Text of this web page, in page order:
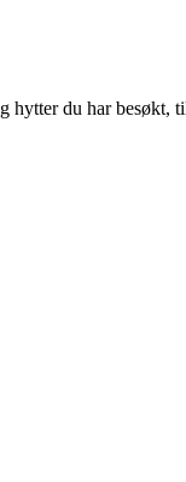
hytter du har besøkt,